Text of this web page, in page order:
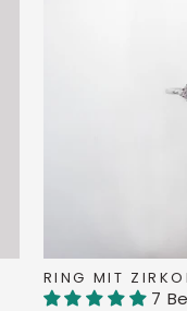
RING MIT
7